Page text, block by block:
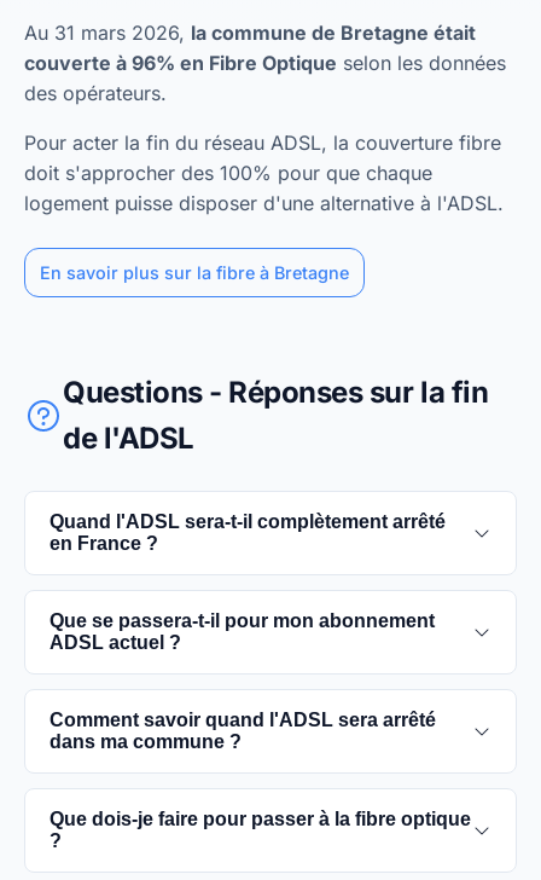
Au 31 mars 2026, la commune de Bretagne était
couverte à 96% en Fibre Optique selon les données
des opérateurs.
Pour acter la fin du réseau ADSL, la couverture fibre
doit s'approcher des 100% pour que chaque
logement puisse disposer d'une alternative à l'ADSL.
En savoir plus sur la fibre à Bretagne
Questions - Réponses sur la fin
de l'ADSL
Quand l'ADSL sera-t-il complètement arrêté
en France ?
L'extinction complète du réseau ADSL est prévue
pour 2030. D'ici là, les utilisateurs sont
optique, plus rapides et fiables.
Que se passera-t-il pour mon abonnement
ADSL actuel ?
Vous pouvez continuer à utiliser votre
abonnement ADSL jusqu'à la date de fermeture du
conseillé de passer à la fibre optique dès que
possible pour une meilleure qualité de service.
Comment savoir quand l'ADSL sera arrêté
dans ma commune ?
Les dates précises de fermeture de l'ADSL varient
selon les communes. Vous pouvez trouver ces
Que dois-je faire pour passer à la fibre optique
?